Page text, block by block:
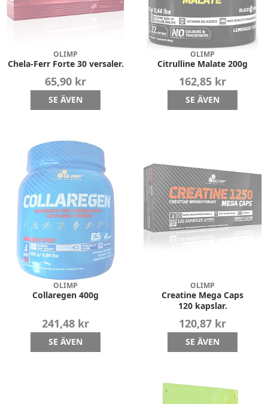
OLIMP
Chela-Ferr Forte 30 versaler.
65,90 kr
SE ÄVEN
OLIMP
Citrulline Malate 200g
162,85 kr
SE ÄVEN
OLIMP
Collaregen 400g
241,48 kr
SE ÄVEN
OLIMP
Creatine Mega Caps
120 kapslar.
120,87 kr
SE ÄVEN